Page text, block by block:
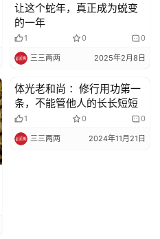
让这个蛇年，真正成为蜕变
的一年
1 0 0
三三两两 2025年2月8日
八点僧音
体光老和尚 ：修行用功第一
条，不能管他人的长长短短
1 0 0
三三两两 2024年11月21日